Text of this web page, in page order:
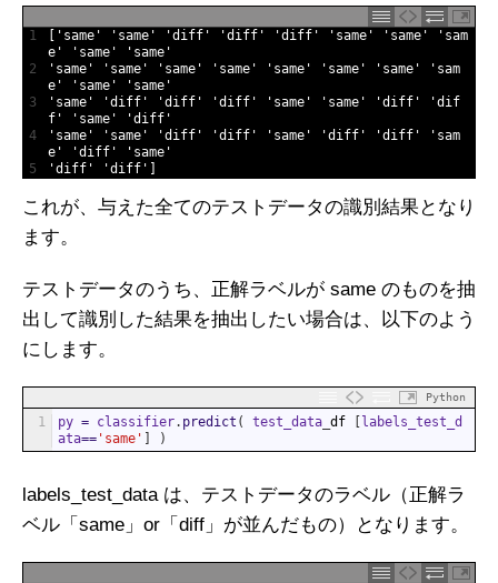
1
2
3
4
5
'same' 'same' 'diff' 'diff' 'diff' 'same' 'same'
'sam
e'
'same'
'same'
'same'
'same' 'same' 'same' 'same' 'same' 'same'
'sam
e'
'same'
'same'
'same'
'diff' 'diff' 'diff' 'same' 'same' 'diff'
'dif
f'
'same'
'diff'
'same'
'same' 'diff' 'diff' 'same' 'diff' 'diff'
'sam
e'
'diff'
'same'
'diff'
'diff'
これが、与えた全てのテストデータの識別結果となり
ます。
テストデータのうち、正解ラベルが same のものを抽
出して識別した結果を抽出したい場合は、以下のよう
にします。
Python
1 py = classifier. predict ( test_data df
labels_test_d
ata== 'same' )
labels_test_data は、テストデータのラベル（正解ラ
ベル「same」or「diff」が並んだもの）となります。